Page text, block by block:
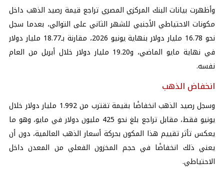
وأظهرت بيانات البنك المركزي المصري تراجع قيمة رصيد الذهب داخل
مكونات الاحتياطي الأجنبي للشهر الثاني على التوالي، بعدما سجل
نحو 16.78 مليار دولار بنهاية يونيو 2026، مقارنة بـ18.77 مليار دولار
في نهاية مايو الماضي، و19.20 مليار دولار خلال أبريل من العام
نفسه.
انخفاض الذهب
وسجل رصيد الذهب انخفاضًا بقيمة تقترب من 1.992 مليار دولار خلال
يونيو فقط، مقابل تراجع بلغ نحو 425 مليون دولار في مايو، وهو ما
يعكس تأثر تقييم هذا المكون بحركة أسعار الذهب العالمية، دون أن
يعني ذلك انخفاضًا في حجم المخزون الفعلي من المعدن داخل
الاحتياطي.